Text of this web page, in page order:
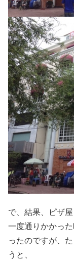
で、結果、ピザ
一度通りかかっ
ったのですが、
うと、